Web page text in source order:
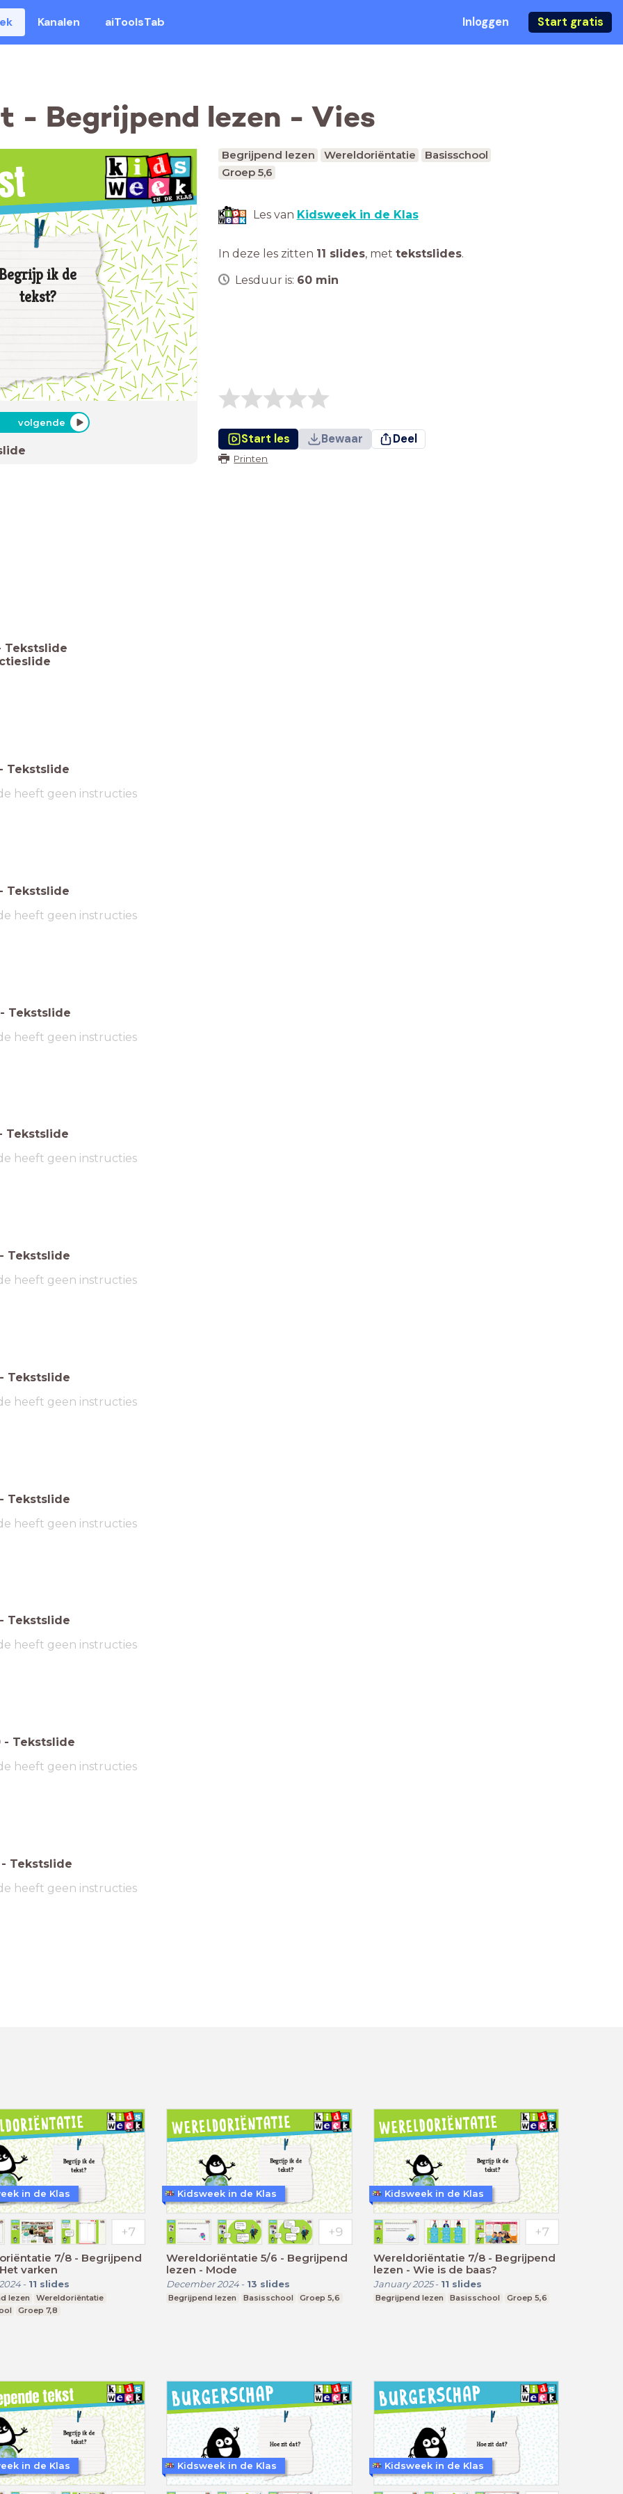
Kanalen aiToolsTab Inloggen Start gratis
- Begrijpend lezen - Vies
ik de
tekst?
volgende
Begrijpend lezen Wereldoriëntatie
Basisschool
Groep 5,6
Les van Kidsweek in de Klas
In deze les zitten 11 slides, met tekstslides.
Lesduur is: 60 min
Start les Bewaar Deel
Printen
Tekstslide
- Tekstslide
heeft geen instructies
- Tekstslide
heeft geen instructies
- Tekstslide
heeft geen instructies
Tekstslide
heeft geen instructies
- Tekstslide
heeft geen instructies
- Tekstslide
heeft geen instructies
- Tekstslide
heeft geen instructies
- Tekstslide
heeft geen instructies
- Tekstslide
heeft geen instructies
- Tekstslide
heeft geen instructies
7/8 - Begrijpend
- Het varken
- 11 slides
lezen
Wereldoriëntatie
Groep 7,8
in de Klas
Wereldoriëntatie 5/6 - Begrijpend
lezen - Mode
December 2024- 13 slides
Begrijpend lezen Basisschool Groep 5,6
Kidsweek in de Klas
Wereldoriëntatie 7/8 - Begrijpend
lezen - Wie is de baas?
January 2025- 11 slides
Begrijpend lezen Basisschool Groep 5,6
Kidsweek in de Klas
in de Klas Kidsweek in de Klas Kidsweek in de Klas